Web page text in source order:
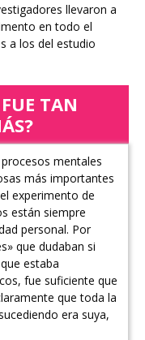
llevaron a
en todo el
a los del estudio
TAN
mentales
más importantes
experimento de
están siempre
personal. Por
que dudaban si
estaba
fue suficiente que
que toda la
era suya,